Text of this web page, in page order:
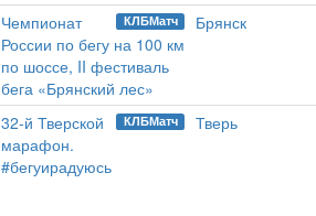
КЛБМатч
Чемпионат
России по бегу на 100 км
по шоссе, II фестиваль
бега «Брянский лес»
Брянск
КЛБМатч
32-й Тверской
марафон.
#бегуирадуюсь
Тверь